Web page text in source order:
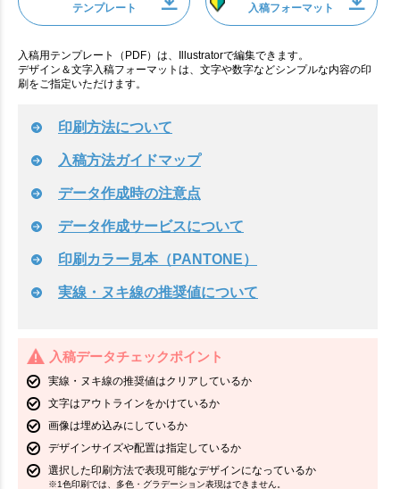
テンプレート
入稿フォーマット
入稿用テンプレート（PDF）は、Illustratorで編集できます。
デザイン＆文字入稿フォーマットは、文字や数字などシンプルな内容の印
刷をご指定いただけます。
印刷方法について
入稿方法ガイドマップ
データ作成時の注意点
データ作成サービスについて
印刷カラー見本（PANTONE）
実線・ヌキ線の推奨値について
入稿データチェックポイント
実線・ヌキ線の推奨値はクリアしているか
文字はアウトラインをかけているか
画像は埋め込みにしているか
デザインサイズや配置は指定しているか
選択した印刷方法で表現可能なデザインになっているか
※1色印刷では、多色・グラデーション表現はできません。